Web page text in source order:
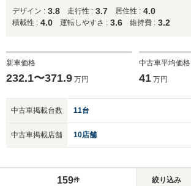
デザイン : 3.8 走行性 : 3.7 居住性 : 4.0
積載性 : 4.0 運転しやすさ : 3.6 維持費 : 3.2
新車価格
232.1〜371.9 万円
中古車平均価格
41万円
中古車掲載台数 11台
中古車掲載店舗 10店舗
159件 絞り込み